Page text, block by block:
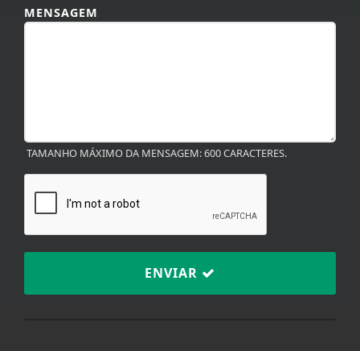
MENSAGEM
TAMANHO MÁXIMO DA MENSAGEM: 600 CARACTERES.
ENVIAR